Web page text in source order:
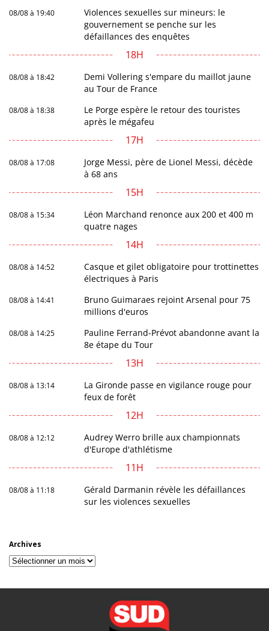
08/08 à 19:40
Violences sexuelles sur mineurs: le
gouvernement se penche sur les
défaillances des enquêtes
18H
08/08 à 18:42
Demi Vollering s'empare du maillot jaune
au Tour de France
08/08 à 18:38
Le Porge espère le retour des touristes
après le mégafeu
17H
08/08 à 17:08
Jorge Messi, père de Lionel Messi, décède
à 68 ans
15H
08/08 à 15:34
Léon Marchand renonce aux 200 et 400 m
quatre nages
14H
08/08 à 14:52
Casque et gilet obligatoire pour trottinettes
électriques à Paris
08/08 à 14:41
Bruno Guimaraes rejoint Arsenal pour 75
millions d'euros
08/08 à 14:25
Pauline Ferrand-Prévot abandonne avant la
8e étape du Tour
13H
08/08 à 13:14
La Gironde passe en vigilance rouge pour
feux de forêt
12H
08/08 à 12:12
Audrey Werro brille aux championnats
d'Europe d'athlétisme
11H
08/08 à 11:18
Gérald Darmanin révèle les défaillances
sur les violences sexuelles
Archives
Archives